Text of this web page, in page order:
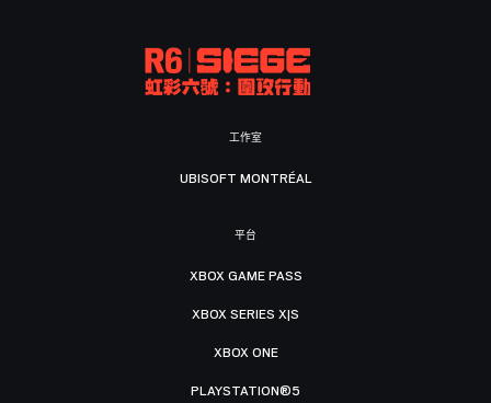
工作室
UBISOFT MONTRÉAL
平台
XBOX GAME PASS
XBOX SERIES X|S
XBOX ONE
PLAYSTATION®5